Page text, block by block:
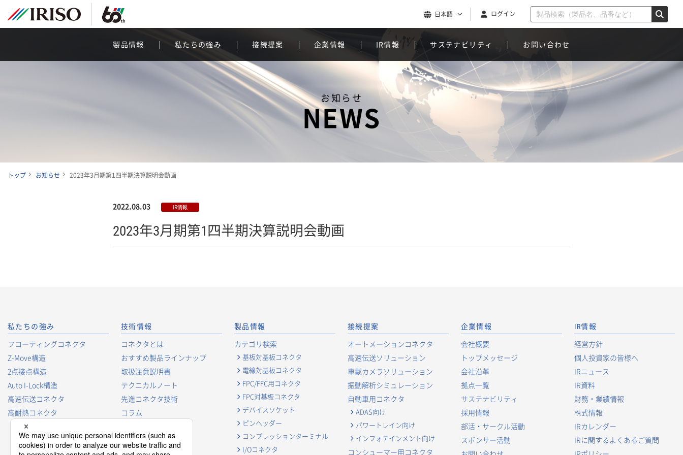
日本語 ログイン
製品情報 私たちの強み 接続提案 企業情報 IR情報 サステナビリティ お問い合わせ
お知らせ
NEWS
トップ お知らせ 2023年3月期第1四半期決算説明会動画
2022.08.03 IR情報
2023年3月期第1四半期決算説明会動画
私たちの強み
フローティングコネクタ
Z-Move構造
2点接点構造
Auto I-Lock構造
高速伝送コネクタ
高耐熱コネクタ
技術情報
コネクタとは
おすすめ製品ラインナップ
取扱注意説明書
テクニカルノート
先進コネクタ技術
コラム
コネクタ用語集
製品情報
カテゴリ検索
基板対基板コネクタ
電線対基板コネクタ
FPC/FFC用コネクタ
FPC対基板コネクタ
デバイスソケット
ピンヘッダー
コンプレッションターミナル
I/Oコネクタ
接続提案
オートメーションコネクタ
高速伝送ソリューション
車載カメラソリューション
振動解析シミュレーション
自動車用コネクタ
ADAS向け
パワートレイン向け
インフォテインメント向け
コンシューマー用コネクタ
企業情報
会社概要
トップメッセージ
会社沿革
拠点一覧
サステナビリティ
採用情報
部活・サークル活動
スポンサー活動
IR情報
経営方針
個人投資家の皆様へ
IRニュース
IR資料
財務・業績情報
株式情報
IRカレンダー
IRに関するよくあるご質問